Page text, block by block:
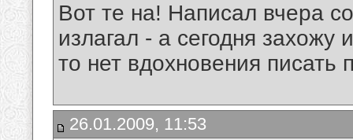
Вот те на! Написал вчера
излагал - а сегодня
то нет вдохновения писать
26.01.2009, 11:53